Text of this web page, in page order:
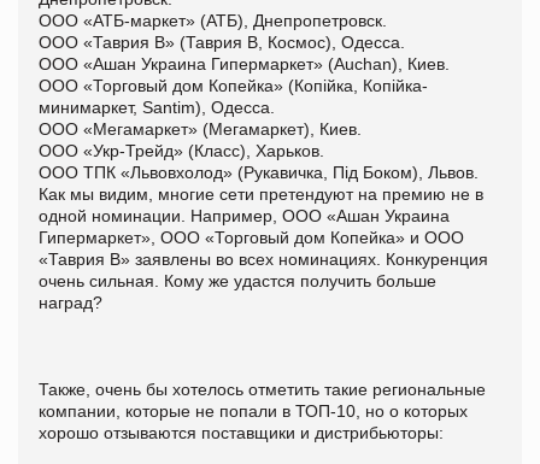
ООО «АТБ-маркет» (АТБ), Днепропетровск.
ООО «Таврия В» (Таврия В, Космос), Одесса.
ООО «Ашан Украина Гипермаркет» (Auchan), Киев.
ООО «Торговый дом Копейка» (Копійка, Копійка-
минимаркет, Santim), Одесса.
ООО «Мегамаркет» (Мегамаркет), Киев.
ООО «Укр-Трейд» (Класс), Харьков.
ООО ТПК «Львовхолод» (Рукавичка, Під Боком), Львов.
Как мы видим, многие сети претендуют на премию не в
одной номинации. Например, ООО «Ашан Украина
Гипермаркет», ООО «Торговый дом Копейка» и ООО
«Таврия В» заявлены во всех номинациях. Конкуренция
очень сильная. Кому же удастся получить больше
наград?
Также, очень бы хотелось отметить такие региональные
компании, которые не попали в ТОП-10, но о которых
хорошо отзываются поставщики и дистрибьюторы: